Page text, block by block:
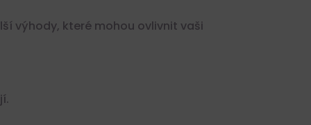
výhody, které mohou ovlivnit vaši